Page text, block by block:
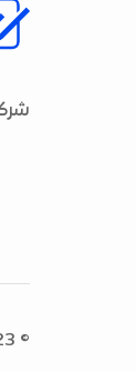
© 2023 Aqarek. All Rights Reserved.